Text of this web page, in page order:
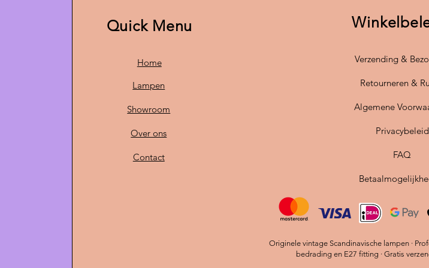
Quick Menu
Home
Lampen
Showroom
Over ons
Contact
Verzending &
Retourneren &
Algemene
Privacybeleid
FAQ
Originele vintage Scandinavische lampen ·
bedrading en E27 fitting · Gratis